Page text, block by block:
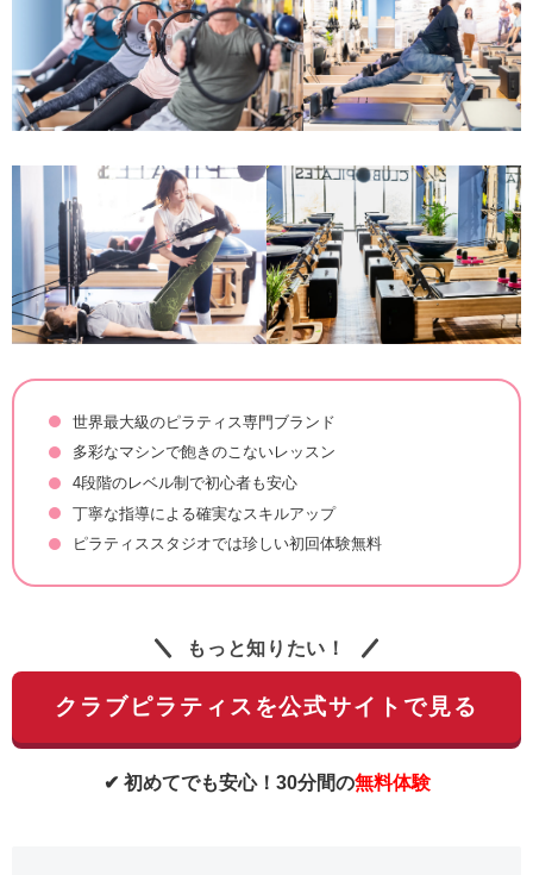
世界最大級のピラティス専門ブランド
多彩なマシンで飽きのこないレッスン
4段階のレベル制で初心者も安心
丁寧な指導による確実なスキルアップ
ピラティススタジオでは珍しい初回体験無料
もっと知りたい！
クラブピラティスを公式サイトで見る
✔ 初めてでも安心！30分間の無料体験